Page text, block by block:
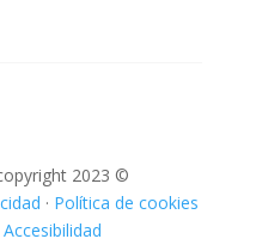
2023 ©
· Política de cookies